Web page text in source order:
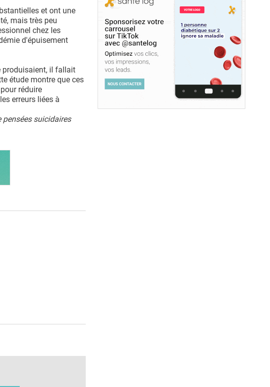
et ont une
mais très peu
chez les
d'épuisement
produisaient, il fallait
étude montre que ces
réduire
erreurs liées à
pensées suicidaires